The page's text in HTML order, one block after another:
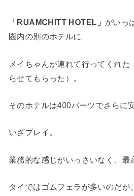
「RUAMCHITT HOTEL」 がいっ
圏内の別のホテルに
メイちゃんが連れて行ってくれた
らせてもらった）。
そのホテルは400バーツでさらに
いざプレイ。
業務的な感じがいっさいなく、最
タイではゴムフェラが多いのだが